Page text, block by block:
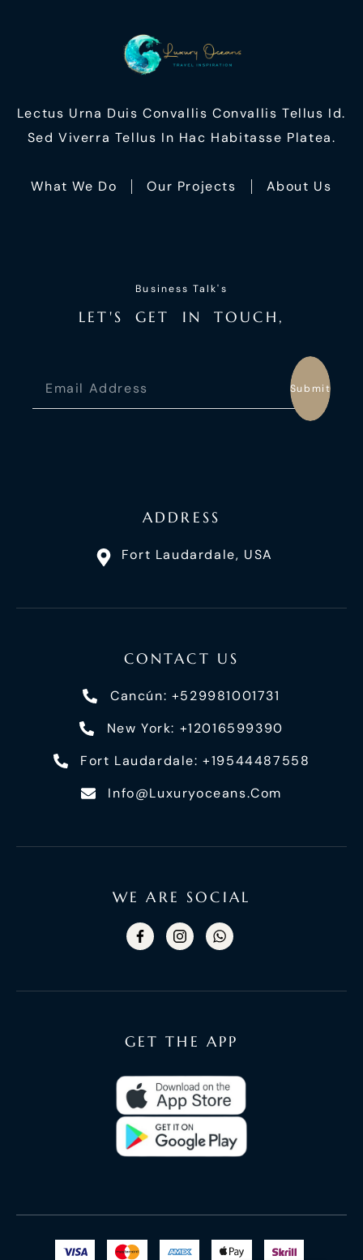
Lectus Urna Duis Convallis Convallis Tellus Id.
Sed Viverra Tellus In Hac Habitasse Platea.
What We Do Our Projects About Us
Business Talk's
LET'S GET I N TO UC H ,
Submit
GET THE APP
ADDRESS
Fort Laudardale, USA
CONTACT US
Cancún: +529981001731
New York: +12016599390
Fort Laudardale: +19544487558
Info@luxuryoceans.com
WE ARE SOCIAL